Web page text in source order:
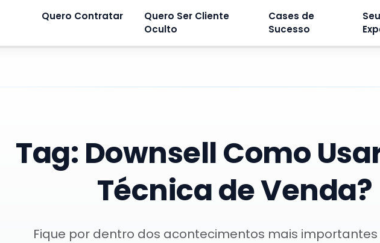
Quero Contratar
Quero Ser Cliente
Oculto
Cases de
Sucesso
Tag: Downsell Como
Técnica de Venda?
Fique por dentro dos acontecimentos mais